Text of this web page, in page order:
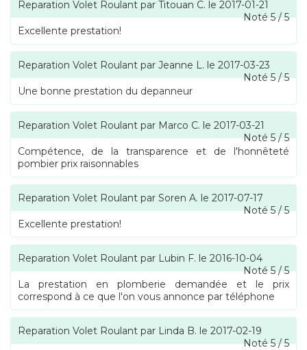
Reparation Volet Roulant par Titouan C. le 2017-01-21
Noté5/5
Excellente prestation!
Reparation Volet Roulant par Jeanne L. le 2017-03-23
Noté5/5
Une bonne prestation du depanneur
Reparation Volet Roulant par Marco C. le 2017-03-21
Noté5/5
Compétence, de la transparence et de l'honnêteté
pombier prix raisonnables
Reparation Volet Roulant par Soren A. le 2017-07-17
Noté5/5
Excellente prestation!
Reparation Volet Roulant par Lubin F. le 2016-10-04
Noté5/5
La prestation en plomberie demandée et le prix
correspond à ce que l'on vous annonce par téléphone
Reparation Volet Roulant par Linda B. le 2017-02-19
Noté5/5